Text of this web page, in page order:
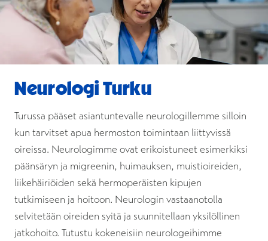
Neurologi Turku
Turussa pääset asiantuntevalle neurologillemme silloin
kun tarvitset apua hermoston toimintaan liittyvissä
oireissa. Neurologimme ovat erikoistuneet esimerkiksi
päänsäryn ja migreenin, huimauksen, muistioireiden,
liikehäiriöiden sekä hermoperäisten kipujen
tutkimiseen ja hoitoon. Neurologin vastaanotolla
selvitetään oireiden syitä ja suunnitellaan yksilöllinen
jatkohoito. Tutustu kokeneisiin neurologeihimme